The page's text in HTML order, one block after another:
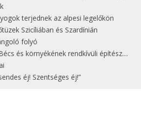
terjednek az alpesi legelőkön
Szicíliában és Szardínián
folyó
és környékének rendkívüli építészeti kincsei
éj! Szentséges éj!”